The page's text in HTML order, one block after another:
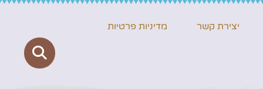
יצירת קשר מדיניות פרטיות